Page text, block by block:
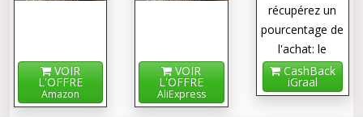
VOIR
L'OFFRE
Amazon
VOIR
L'OFFRE
AliExpress
récupérez un
pourcentage de
l'achat: le
cashback !
CashBack
iGraal